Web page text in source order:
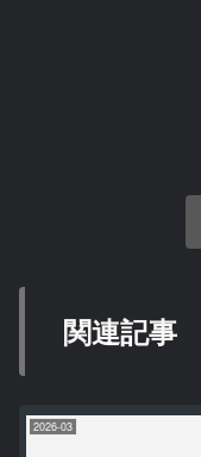
関連記事
2026-03